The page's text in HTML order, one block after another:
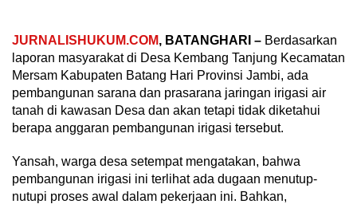
JURNALISHUKUM.COM, BATANGHARI – Berdasarkan
laporan masyarakat di Desa Kembang Tanjung Kecamatan
Mersam Kabupaten Batang Hari Provinsi Jambi, ada
pembangunan sarana dan prasarana jaringan irigasi air
tanah di kawasan Desa dan akan tetapi tidak diketahui
berapa anggaran pembangunan irigasi tersebut.
Yansah, warga desa setempat mengatakan, bahwa
pembangunan irigasi ini terlihat ada dugaan menutup-
nutupi proses awal dalam pekerjaan ini. Bahkan,